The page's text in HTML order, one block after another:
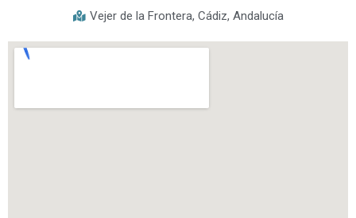
Vejer de la Frontera, Cádiz, Andalucía